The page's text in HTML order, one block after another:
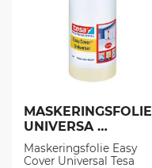
MASKERINGSFOLIE
UNIVERSA
1400MMX33M (1
st/frp)
Maskeringsfolie Easy
Cover Universal Tesa